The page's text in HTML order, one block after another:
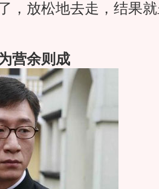
，放松地去走，结果
余则成